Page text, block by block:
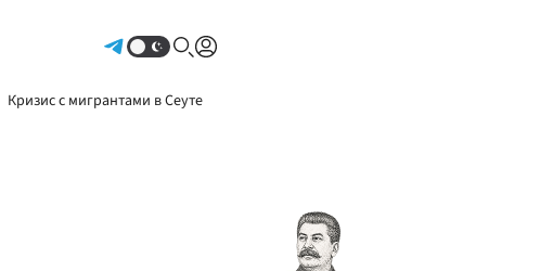
Кризис с мигрантами в Сеуте